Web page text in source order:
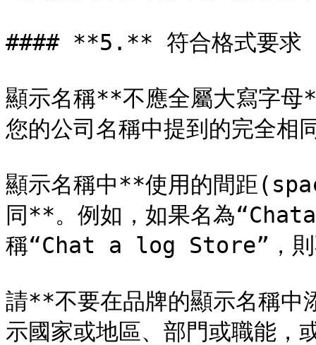
#### **5.** 符合格式要求
顯示名稱**不應全屬大寫字母
您的公司名稱中提到的完全相
顯示名稱中**使用的間距
同**。例如，如果名為
稱“Chat a log Store”，則
請**不要在品牌的顯示名稱中
示國家或地區、部門或職能，